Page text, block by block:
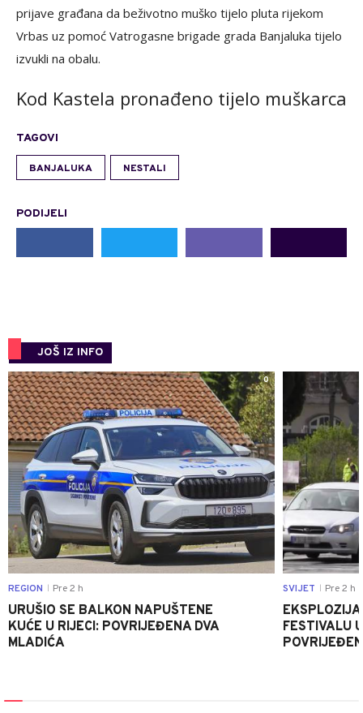
prijave građana da beživotno muško tijelo pluta rijekom
Vrbas uz pomoć Vatrogasne brigade grada Banjaluka tijelo
izvukli na obalu.
Kod Kastela pronađeno tijelo muškarca
TAGOVI
BANJALUKA NESTALI
PODIJELI
JOŠ IZ INFO
0
REGION Pre 2 h
URUŠIO SE BALKON NAPUŠTENE
KUĆE U RIJECI: POVRIJEĐENA DVA
MLADIĆA
SVIJET Pre 2 h
FESTIVALU